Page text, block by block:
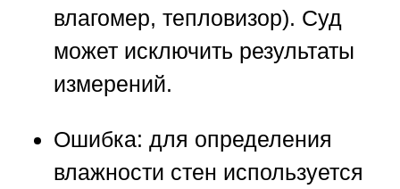
влагомер, тепловизор). Суд
может исключить результаты
измерений.
Ошибка: для определения
влажности стен используется